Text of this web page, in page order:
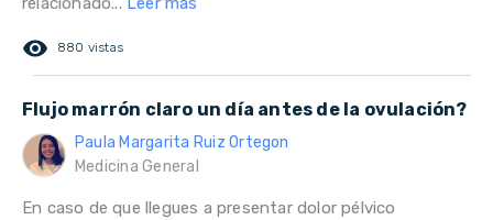
remove_red_eye 880 vistas
Flujo marrón claro un día antes de la ovulación?
Paula Margarita Ruiz Ortegon
Medicina General
En caso de que llegues a presentar dolor pélvico